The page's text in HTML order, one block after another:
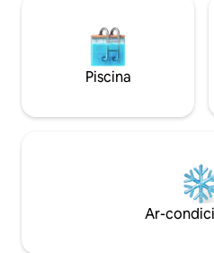
Piscina
Ar-